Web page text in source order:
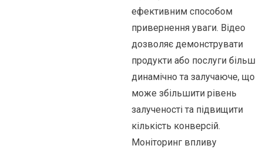
ефективним способом
привернення уваги. Відео
дозволяє демонструвати
продукти або послуги більш
динамічно та залучаюче, що
може збільшити рівень
залученості та підвищити
кількість конверсій.
Моніторинг впливу